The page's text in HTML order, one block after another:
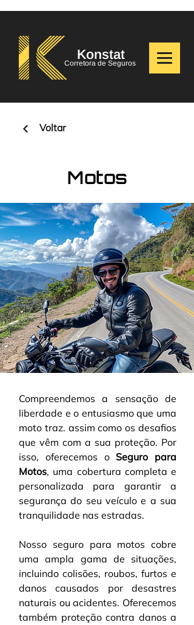
Konstat
Corretora de Seguros
Voltar
Motos
Compreendemos a sensação de
liberdade e o entusiasmo que uma
moto traz. assim como os desafios
que vêm com a sua proteção. Por
isso, oferecemos o Seguro para
Motos, uma cobertura completa e
personalizada para garantir a
segurança do seu veículo e a sua
tranquilidade nas estradas.
Nosso seguro para motos cobre
uma ampla gama de situações,
incluindo colisões, roubos, furtos e
danos causados por desastres
naturais ou acidentes. Oferecemos
também proteção contra danos a